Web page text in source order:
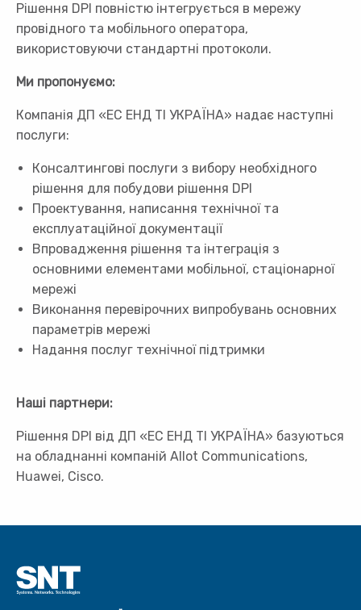
Рішення DPI повністю інтегрується в мережу
провідного та мобільного оператора,
використовуючи стандартні протоколи.
Ми пропонуємо:
Компанія ДП «ЕС ЕНД ТІ УКРАЇНА» надає наступні
послуги:
Консалтингові послуги з вибору необхідного
рішення для побудови рішення DPI
Проектування, написання технічної та
експлуатаційної документації
Впровадження рішення та інтеграція з
основними елементами мобільної, стаціонарної
мережі
Виконання перевірочних випробувань основних
параметрів мережі
Надання послуг технічної підтримки
Наші партнери:
Рішення DPI від ДП «ЕС ЕНД ТІ УКРАЇНА» базуються
на обладнанні компаній Allot Communications,
Huawei, Cisco.